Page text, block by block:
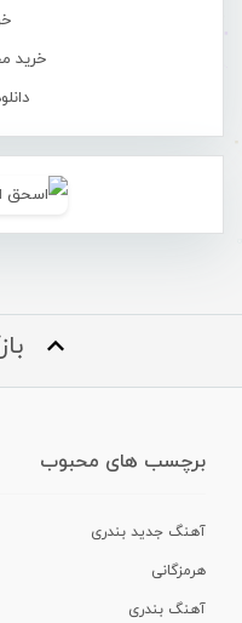
خرید
برچسب های محبوب
آهنگ جدید بندری
هرمزگانی
آهنگ بندری